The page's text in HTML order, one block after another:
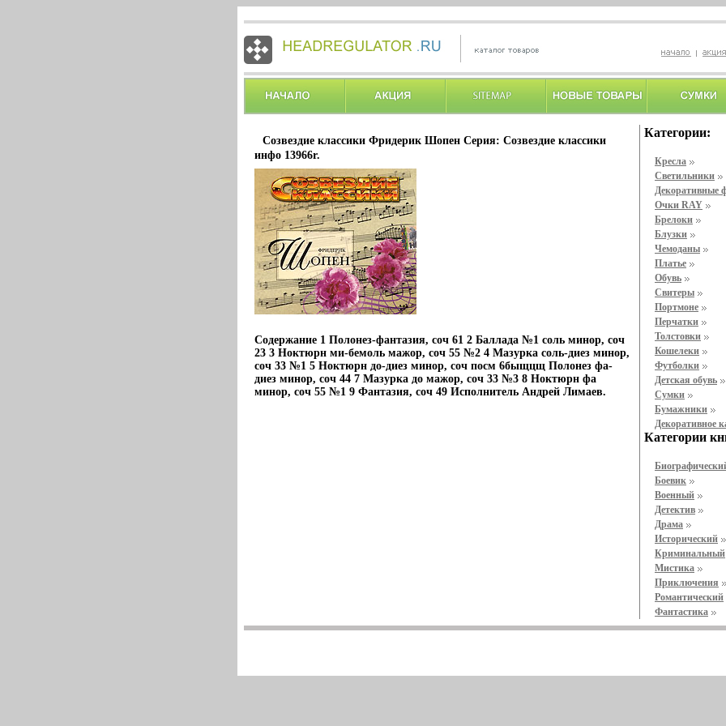
Созвездие классики Фридерик Шопен Серия: Созвездие классики
инфо 13966r.
Содержание 1 Полонез-фантазия, соч 61 2 Баллада №1 соль минор, соч
23 3 Ноктюрн ми-бемоль мажор, соч 55 №2 4 Мазурка соль-диез минор,
соч 33 №1 5 Ноктюрн до-диез минор, соч посм 6быщцщ Полонез фа-
диез минор, соч 44 7 Мазурка до мажор, соч 33 №3 8 Ноктюрн фа
минор, соч 55 №1 9 Фантазия, соч 49 Исполнитель Андрей Лимаев.
Категории:
Кресла
Светильники
Декоративные
Очки RAY
Брелоки
Блузки
Чемоданы
Платье
Обувь
Свитеры
Портмоне
Перчатки
Толстовки
Кошелеки
Футболки
Детская обувь
Cумки
Бумажники
Декоративное
Категории
Боевик
Военный
Детектив
Драма
Исторический
Криминальный
Мистика
Приключения
Романтический
Фантастика